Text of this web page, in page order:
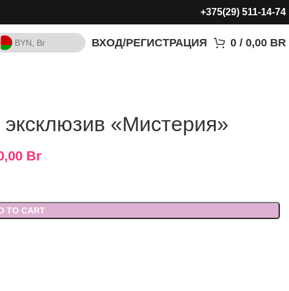
+375(29) 511-14-74
BYN, Br
BYN, Br ВХОД/РЕГИСТРАЦИЯ 0 / 0,00 BR
«Мистерия»
Br
TO CART